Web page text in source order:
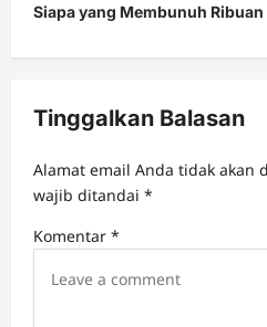
n
a
i
a
i
Siapa yang Membunuh
Tinggalkan Balasan
Alamat email Anda tidak akan
wajib ditandai *
Komentar *